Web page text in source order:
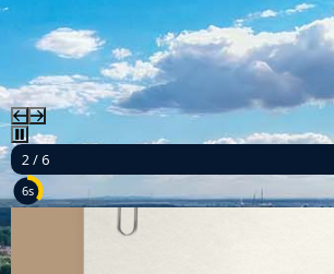
2 / 6
5s
Ponad milion złotych dla bezpieczeństwa mieszkańców